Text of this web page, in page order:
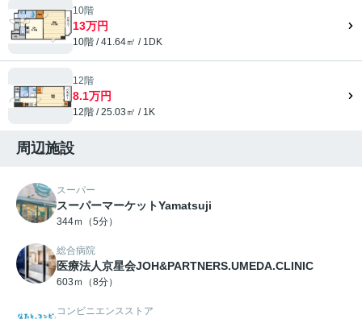
10階
13万円
10階 / 41.64㎡ / 1DK
12階
8.1万円
12階 / 25.03㎡ / 1K
周辺施設
スーパー
スーパーマーケットYamatsuji
344ｍ（5分）
総合病院
医療法人京星会JOH&PARTNERS.UMEDA.CLINIC
603ｍ（8分）
コンビニエンスストア